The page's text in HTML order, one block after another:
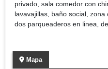
privado, sala comedor con
lavavajillas, baño social,
dos parqueaderos en linea,
Mapa